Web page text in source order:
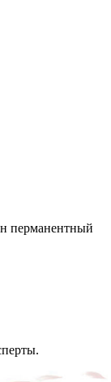
перманентный